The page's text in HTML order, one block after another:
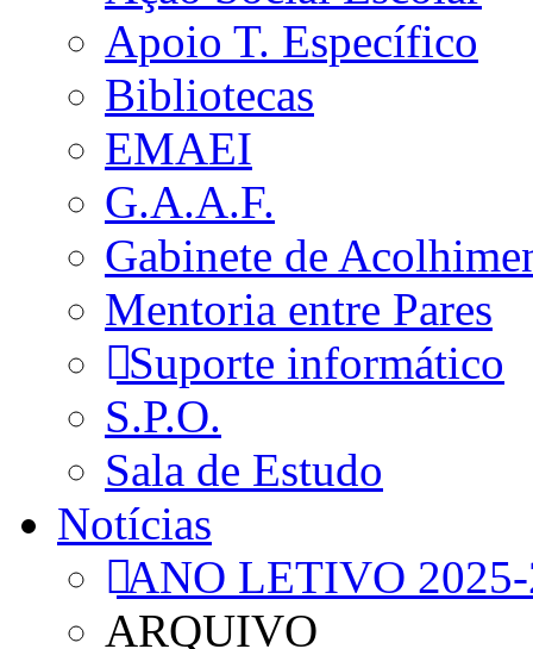
Apoio T. Específico
Bibliotecas
EMAEI
G.A.A.F.
Gabinete de
Mentoria entre Pares
Suporte informático
S.P.O.
Sala de Estudo
Notícias
ANO LETIVO
ARQUIVO